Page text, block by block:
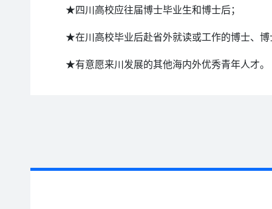
★四川高校应往届博士毕业生和博士后；
★在川高校毕业后赴省外就读或工作的博士、
★有意愿来川发展的其他海内外优秀青年人才。